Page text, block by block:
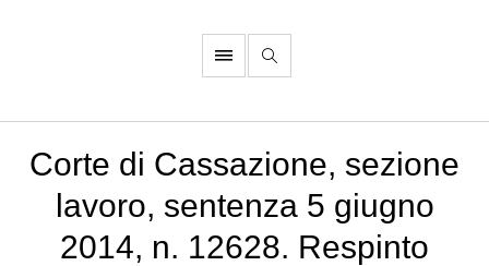
Corte di Cassazione, sezione
lavoro, sentenza 5 giugno
2014, n. 12628. Respinto